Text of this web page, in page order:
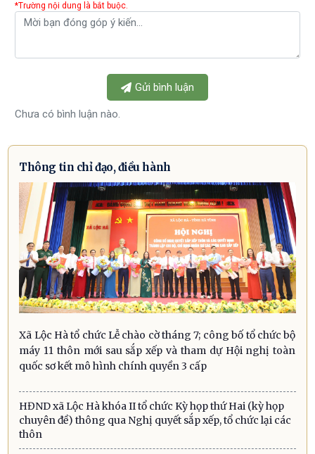
*Trường nội dung là bắt buộc.
Gửi bình luận
Chưa có bình luận nào.
Thông tin chỉ đạo, điều hành
Xã Lộc Hà tổ chức Lễ chào cờ tháng 7; công bố tổ chức bộ
máy 11 thôn mới sau sắp xếp và tham dự Hội nghị toàn
quốc sơ kết mô hình chính quyền 3 cấp
HĐND xã Lộc Hà khóa II tổ chức Kỳ họp thứ Hai (kỳ họp
chuyên đề) thông qua Nghị quyết sắp xếp, tổ chức lại các
thôn